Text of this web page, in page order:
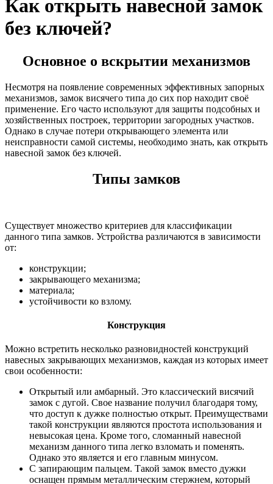
Как открыть навесной замок
без ключей?
Основное о вскрытии механизмов
Несмотря на появление современных эффективных запорных
механизмов, замок висячего типа до сих пор находит своё
применение. Его часто используют для защиты подсобных и
хозяйственных построек, территории загородных участков.
Однако в случае потери открывающего элемента или
неисправности самой системы, необходимо знать, как открыть
навесной замок без ключей.
Типы замков
Существует множество критериев для классификации
данного типа замков. Устройства различаются в зависимости
от:
конструкции;
закрывающего механизма;
материала;
устойчивости ко взлому.
Конструкция
Можно встретить несколько разновидностей конструкций
навесных закрывающих механизмов, каждая из которых имеет
свои особенности:
Открытый или амбарный. Это классический висячий
замок с дугой. Свое название получил благодаря тому,
что доступ к дужке полностью открыт. Преимуществами
такой конструкции являются простота использования и
невысокая цена. Кроме того, сломанный навесной
механизм данного типа легко взломать и поменять.
Однако это является и его главным минусом.
С запирающим пальцем. Такой замок вместо дужки
оснащен прямым металлическим стержнем, который